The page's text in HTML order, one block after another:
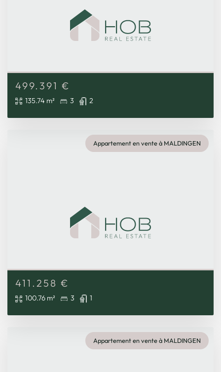
499.391 €
135.74 m² 3 2
Appartement en vente à MALDINGEN
411.258 €
100.76 m² 3 1
Appartement en vente à MALDINGEN